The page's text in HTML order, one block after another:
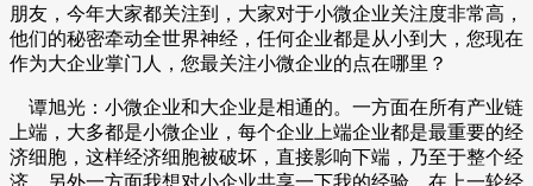
朋友，今年大家都关注到，大家对于小微企业关注度非常高，
他们的秘密牵动全世界神经，任何企业都是从小到大，您现在
作为大企业掌门人，您最关注小微企业的点在哪里？
谭旭光：小微企业和大企业是相通的。一方面在所有产业链
上端，大多都是小微企业，每个企业上端企业都是最重要的经
济细胞，这样经济细胞被破坏，直接影响下端，乃至于整个经
济。另外一方面我想对小企业共享一下我的经验，在上一轮经